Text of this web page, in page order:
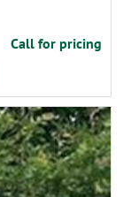
Call for pricing